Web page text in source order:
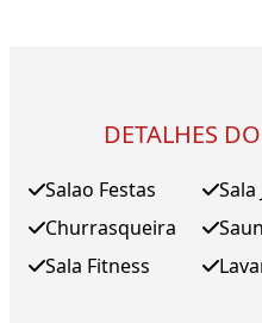
DETALHES
Salao Festas
Churrasqueira
Sala Fitness
Sala